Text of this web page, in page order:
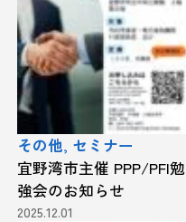
その他, セミナー
宜野湾市主催 PPP/PFI勉
強会のお知らせ
2025.12.01